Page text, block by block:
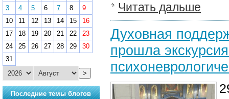
Читать дальше
Духовная
прошла
3
4 5 6 7 8
9
10
11 12 13 14 15
16
17
18 19 20 21 22
23
24
25 26 27 28 29
30
31
>
Последние темы блогов